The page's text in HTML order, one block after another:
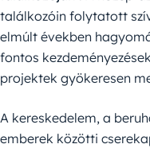
találkozóin folytatott
elmúlt években
fontos
projektek gyökeresen
A kereskedelem, a
emberek közötti